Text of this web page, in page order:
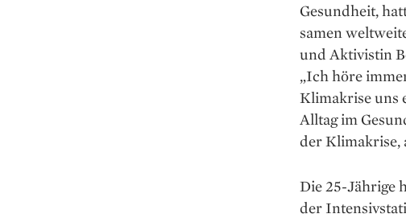
Gesundheit,
samen
und Aktivistin
„Ich höre
Klimakrise uns
Alltag im
der Klimakrise,
Die 25-Jährige
der